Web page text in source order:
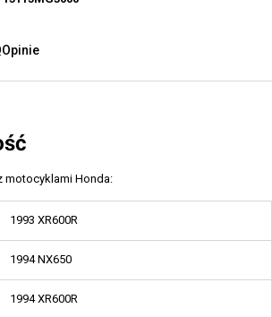
Opinie
motocyklami Honda:
1993 XR600R
1994 NX650
1994 XR600R